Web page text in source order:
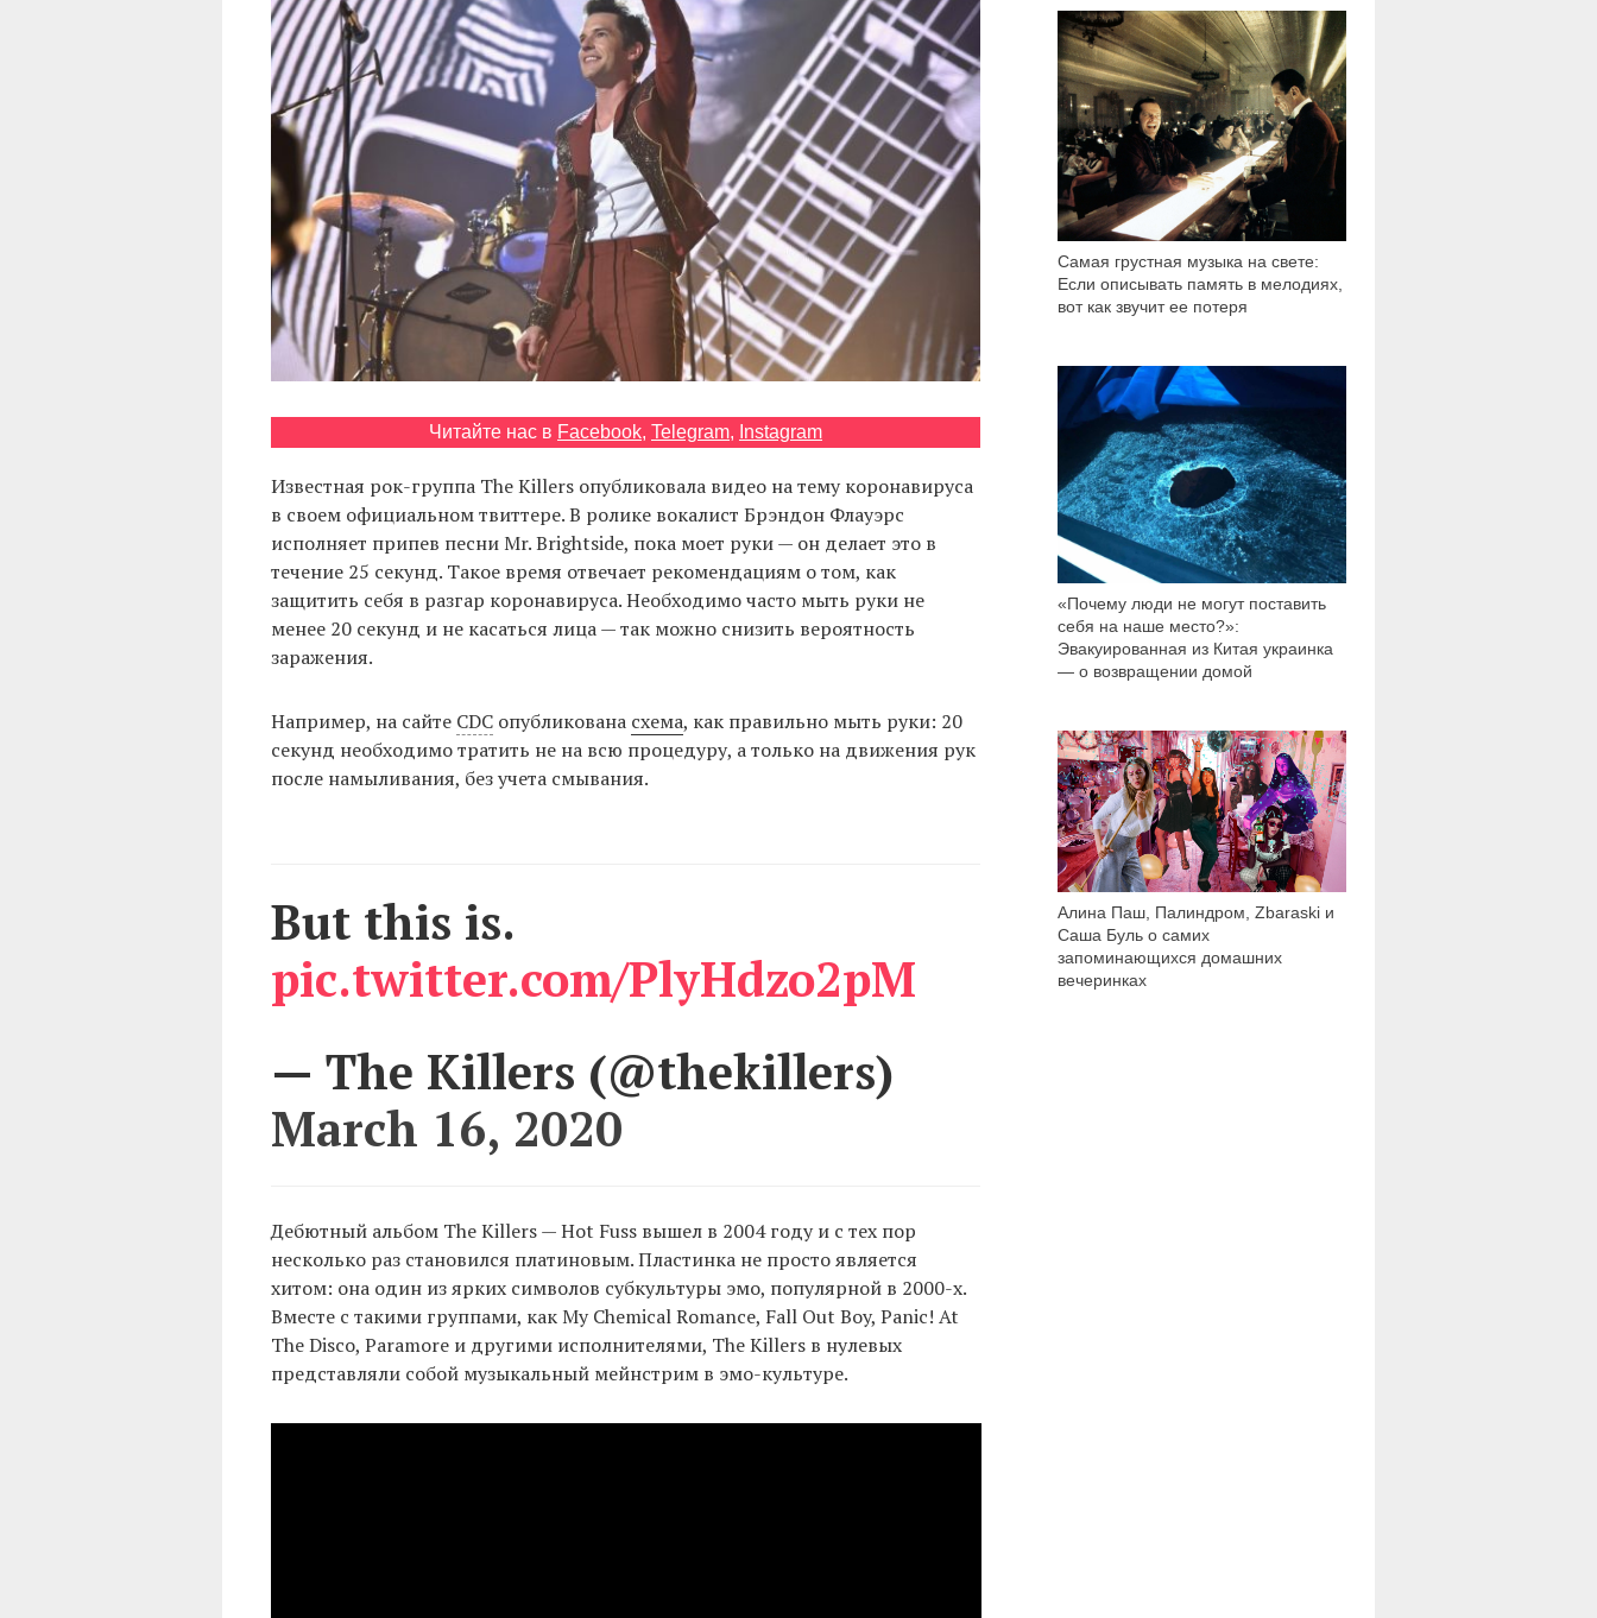
Читайте нас в Facebook, Telegram, Instagram
Известная рок-группа The Killers опубликовала видео на тему коронавируса
в своем официальном твиттере. В ролике вокалист Брэндон Флауэрс
исполняет припев песни Mr. Brightside, пока моет руки — он делает это в
течение 25 секунд. Такое время отвечает рекомендациям о том, как
защитить себя в разгар коронавируса. Необходимо часто мыть руки не
менее 20 секунд и не касаться лица — так можно снизить вероятность
заражения.
Например, на сайте CDCопубликована схема, как правильно мыть руки: 20
секунд необходимо тратить не на всю процедуру, а только на движения рук
после намыливания, без учета смывания.
But this is.
pic.twitter.com/PlyHdzo2pM
— The Killers (@thekillers)
March 16, 2020
Дебютный альбом The Killers — Hot Fuss вышел в 2004 году и с тех пор
несколько раз становился платиновым. Пластинка не просто является
хитом: она один из ярких символов субкультуры эмо, популярной в 2000-х.
Вместе с такими группами, как My Chemical Romance, Fall Out Boy, Panic! At
The Disco, Paramore и другими исполнителями, The Killers в нулевых
представляли собой музыкальный мейнстрим в эмо-культуре.
Самая грустная музыка на свете:
Если описывать память в мелодиях,
вот как звучит ее потеря
9 763
«Почему люди не могут поставить
себя на наше место?»:
Эвакуированная из Китая украинка
— о возвращении домой
3 325
Алина Паш, Палиндром, Zbaraski и
Саша Буль о самих
запоминающихся домашних
вечеринках
1 137